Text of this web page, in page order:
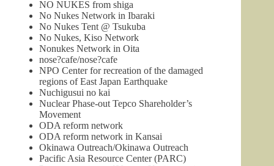
NO NUKES from shiga
No Nukes Network in Ibaraki
No Nukes Tent @ Tsukuba
No Nukes, Kiso Network
Nonukes Network in Oita
nose?cafe/nose?cafe
NPO Center for recreation of the damaged
regions of East Japan Earthquake
Nuchigusui no kai
Nuclear Phase-out Tepco Shareholder’s
Movement
ODA reform network
ODA reform network in Kansai
Okinawa Outreach/Okinawa Outreach
Pacific Asia Resource Center (PARC)